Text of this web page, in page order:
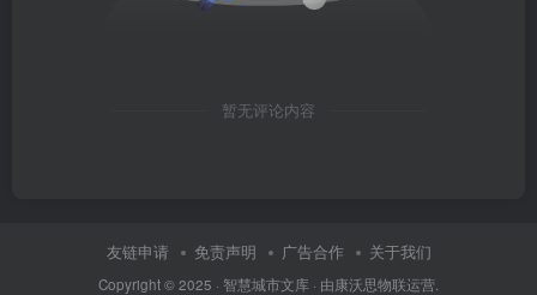
暂无评论内容
友链申请 免责声明 广告合作 关于我们
Copyright © 2025 · 智慧城市文库 · 由康沃思物联运营.